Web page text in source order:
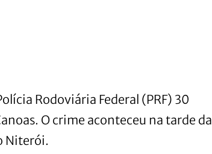
Rodoviária Federal (PRF) 30
O crime aconteceu na tarde da
Niterói.